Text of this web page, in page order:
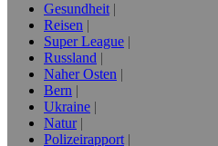
Gesundheit
Reisen
Super League
Russland
Naher Osten
Bern
Ukraine
Natur
Polizeirapport